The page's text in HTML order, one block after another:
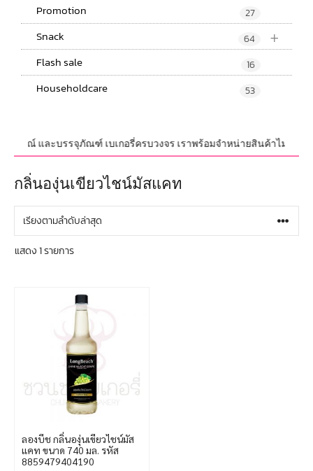
Promotion 27
+
Snack 64
Flash sale 16
Householdcare 53
กรณ์ และบรรจุภัณฑ์ เบเกอรี่ครบวงจร เราพร้อมจำหน่ายสินค้าไม่จำกั
กลิ่นองุ่นเขียวไชน์มัสแคท
แสดง 1 รายการ
ลองบีช กลิ่นองุ่นเขียวไชน์มัส
แคท ขนาด 740 มล. รหัส
8859479404190